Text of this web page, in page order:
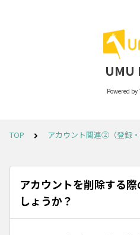
UMU
Powered by
TOP アカウント関連②（登録・
アカウントを削除する
しょうか？